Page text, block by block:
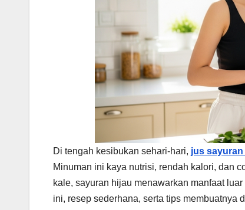
Di tengah kesibukan sehari-hari, jus sayuran
Minuman ini kaya nutrisi, rendah kalori, dan
kale, sayuran hijau menawarkan manfaat
ini, resep sederhana, serta tips membuatnya